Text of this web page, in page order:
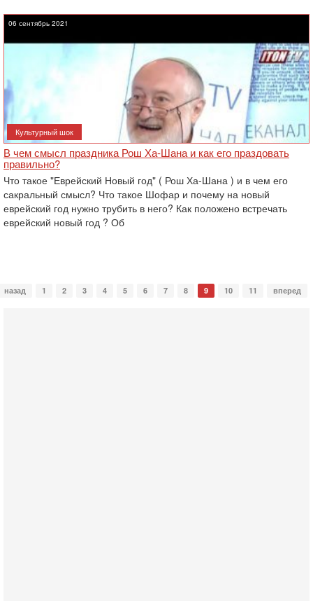
06 сентябрь 2021
Культурный шок
В чем смысл праздника Рош Ха-Шана и как его праздовать
правильно?
Что такое "Еврейский Новый год" ( Рош Ха-Шана ) и в чем его
сакральный смысл? Что такое Шофар и почему на новый
еврейский год нужно трубить в него? Как положено встречать
еврейский новый год ? Об
назад 1 2 3 4 5 6 7 8 9 10 11 вперед